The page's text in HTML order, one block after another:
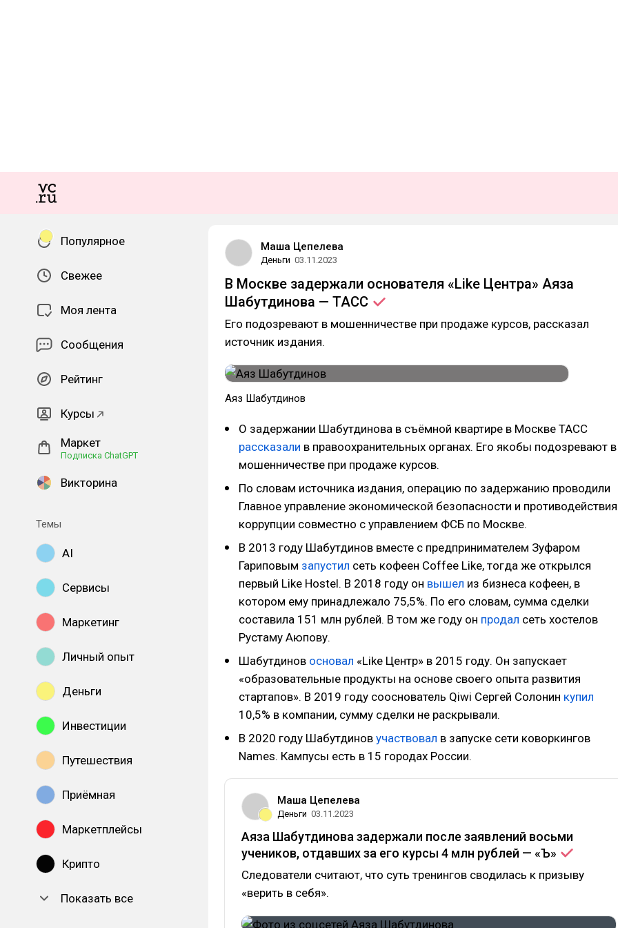
Популярное
Свежее
Моя лента
Сообщения
Рейтинг
Курсы
Маркет
Подписка ChatGPT
Викторина
Темы
AI
Сервисы
Маркетинг
Личный опыт
Деньги
Инвестиции
Путешествия
Приёмная
Маркетплейсы
Крипто
Показать все
Маша Цепелева
Деньги 03.11.2023
В Москве задержали основателя «Like Центра» Аяза
Шабутдинова — ТАСС
Его подозревают в мошенничестве при продаже курсов, рассказал
источник издания.
Аяз Шабутдинов
О задержании Шабутдинова в съёмной квартире в Москве ТАСС
рассказали в правоохранительных органах. Его якобы подозревают в
мошенничестве при продаже курсов.
По словам источника издания, операцию по задержанию проводили
Главное управление экономической безопасности и противодействия
коррупции совместно с управлением ФСБ по Москве.
В 2013 году Шабутдинов вместе с предпринимателем Зуфаром
Гариповым запустил сеть кофеен Coffee Like, тогда же открылся
первый Like Hostel. В 2018 году он вышел из бизнеса кофеен, в
котором ему принадлежало 75,5%. По его словам, сумма сделки
составила 151 млн рублей. В том же году он продал сеть хостелов
Рустаму Аюпову.
Шабутдинов основал «Like Центр» в 2015 году. Он запускает
«образовательные продукты на основе своего опыта развития
стартапов». В 2019 году сооснователь Qiwi Сергей Солонин купил
10,5% в компании, сумму сделки не раскрывали.
В 2020 году Шабутдинов участвовал в запуске сети коворкингов
Names. Кампусы есть в 15 городах России.
Маша Цепелева
Деньги 03.11.2023
Аяза Шабутдинова задержали после заявлений восьми
учеников, отдавших за его курсы 4 млн рублей — «Ъ»
Следователи считают, что суть тренингов сводилась к призыву
«верить в себя».